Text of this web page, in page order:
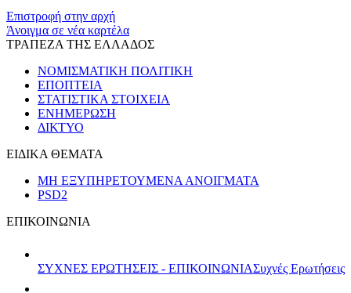
Επιστροφή στην αρχή
Άνοιγμα σε νέα καρτέλα
ΤΡΑΠΕΖΑ ΤΗΣ ΕΛΛΑΔΟΣ
ΝΟΜΙΣΜΑΤΙΚΗ ΠΟΛΙΤΙΚΗ
ΕΠΟΠΤΕΙΑ
ΣΤΑΤΙΣΤΙΚΑ ΣΤΟΙΧΕΙΑ
ΕΝΗΜΕΡΩΣΗ
ΔΙΚΤΥΟ
ΕΙΔΙΚΑ ΘΕΜΑΤΑ
ΜΗ ΕΞΥΠΗΡΕΤΟΥΜΕΝΑ ΑΝΟΙΓΜΑΤΑ
PSD2
ΕΠΙΚΟΙΝΩΝΙΑ
ΣΥΧΝΕΣ ΕΡΩΤΗΣΕΙΣ - ΕΠΙΚΟΙΝΩΝΙΑΣυχνές Ερωτήσεις